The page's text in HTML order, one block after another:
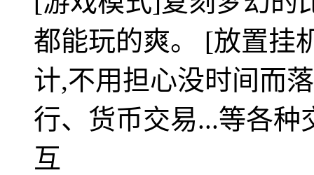
都能玩的爽。 [放置挂
计,不用担心没时间而
行、货币交易...等各
互